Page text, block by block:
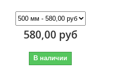
580,00 руб
В наличии